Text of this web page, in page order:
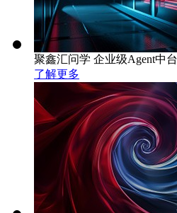
聚鑫汇问学 企业级Agent中台
了解更多